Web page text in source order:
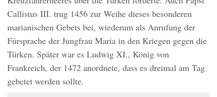
Callistus III. trug 1456 zur Weihe dieses besonderen
marianischen Gebets bei, wiederum als Anrufung der
Fürsprache der Jungfrau Maria in den Kriegen gegen die
Türken. Später war es Ludwig XI., König von
Frankreich, der 1472 anordnete, dass es dreimal am Tag
gebetet werden sollte.